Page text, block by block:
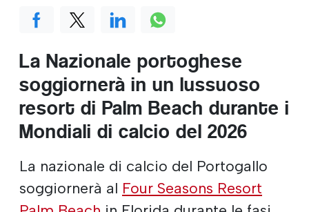
La Nazionale portoghese
soggiornerà in un lussuoso
resort di Palm Beach durante i
Mondiali di calcio del 2026
La nazionale di calcio del Portogallo
soggiornerà al Four Seasons Resort